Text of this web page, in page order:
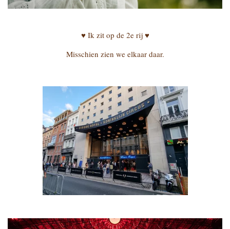
♥ Ik zit op de 2e rij ♥
Misschien zien we elkaar daar.